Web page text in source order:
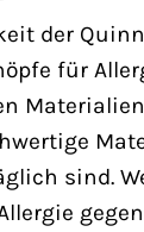
der Quinn
für
sind.